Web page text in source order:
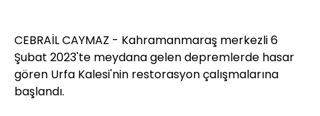
CEBRAİL CAYMAZ - Kahramanmaraş merkezli 6
Şubat 2023'te meydana gelen depremlerde hasar
gören Urfa Kalesi'nin restorasyon çalışmalarına
başlandı.